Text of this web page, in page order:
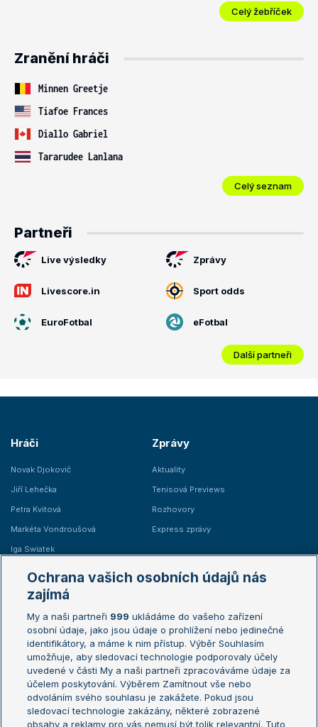
Celý žebříček
Zranění hráči
Minnen Greetje
Tiafoe Frances
Diallo Gabriel
Tararudee Lanlana
Celý seznam
Partneři
Live výsledky Zprávy
Livescore.in Sport odds
EuroFotbal eFotbal
Další partneři
Hráči
Novak Djokovič
Jiří Lehečka
Petra Kvitová
Markéta Vondroušová
Iga Swiatek
Zprávy
Aktuality
Tenisová Previews
Rozhovory
Express zprávy
Žebříčky
Žebříček ATP (muži)
Žebříček WTA (ženy)
Sázkařský žebříček
Australian Open
French Open
Wimbledon
US Open
Turnaj mistrů
Turnaj mistryň
Ochrana vašich osobních údajů nás
zajímá
My a naši partneři 999 ukládáme do vašeho zařízení
osobní údaje, jako jsou údaje o prohlížení nebo jedinečné
identifikátory, a máme k nim přístup. Výběr Souhlasím
umožňuje, aby sledovací technologie podporovaly účely
uvedené v části My a naši partneři zpracováváme údaje za
účelem poskytování. Výběrem Zamítnout vše nebo
odvoláním svého souhlasu je zakážete. Pokud jsou
sledovací technologie zakázány, některé zobrazené
obsahy a reklamy pro vás nemusí být tolik relevantní. Tuto